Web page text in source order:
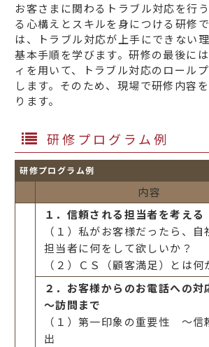
お客さまに関わるトラブル対応を行
る心構えとスキルを身につける研修
は、トラブル対応が上手にできない
基本手順を学びます。研修の最後に
ィを用いて、トラブル対応のロール
します。そのため、現場で研修内容
ります。
研修プログラム例
研修プログラム例
内容
１．信頼される担当者を考える
（１）私がお客様だったら、自
担当者に何をして欲しいか？
（２）ＣＳ（顧客満足）とは何
２．お客様からのお電話への対
～訪問まで
（１）第一印象の重要性 ～信
出